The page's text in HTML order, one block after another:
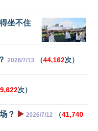
坐不住
2026/7/13 （44,162次）
次）
？ ▶️ 2026/7/12 （41,740